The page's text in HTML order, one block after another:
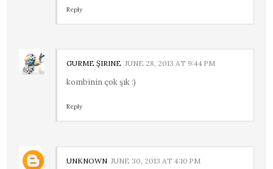
Reply
GURME ŞIRINE JUNE 28, 2013 AT 9:44 PM
kombinin çok şık :)
Reply
UNKNOWN JUNE 30, 2013 AT 4:10 PM